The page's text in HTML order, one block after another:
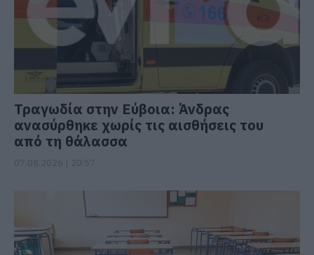
Τραγωδία στην Εύβοια: Άνδρας
ανασύρθηκε χωρίς τις αισθήσεις του
από τη θάλασσα